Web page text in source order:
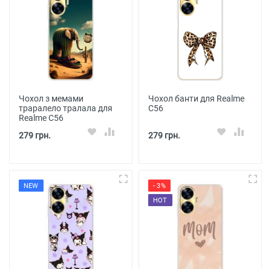
Чохол з мемами
траралело тралала для
Realme C56
279 грн.
Чохол банти для Realme
C56
279 грн.
NEW
- 3%
HOT